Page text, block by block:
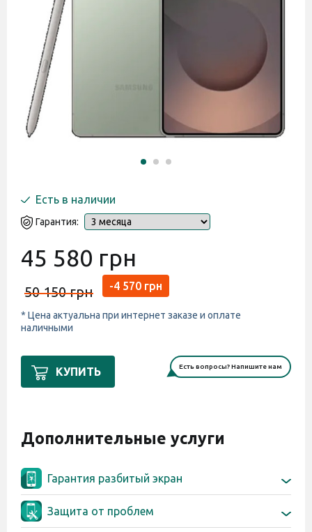
Есть в наличии
Гарантия:
45 580 грн
50 150 грн -4 570 грн
* Цена актуальна при интернет заказе и оплате
наличными
КУПИТЬ Есть вопросы? Напишите нам
Дополнительные услуги
Гарантия разбитый экран
Гарантия разбитый экран,
6 мес
Защита от проблем